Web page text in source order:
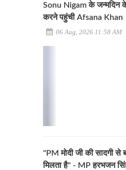
Sonu Nigam के जन्मदिन
करने पहुंची Afsana Khan
06 Aug, 2026 11:58 AM
"PM मोदी जी की सादगी
मिलता है" - MP हरभजन